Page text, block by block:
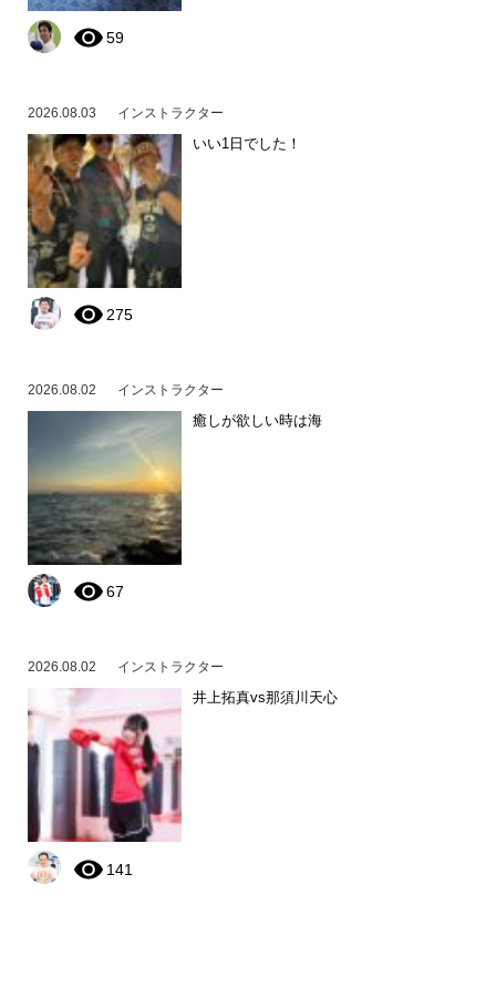
59
2026.08.03 インストラクター
いい1日でした！
275
2026.08.02 インストラクター
癒しが欲しい時は海
67
2026.08.02 インストラクター
井上拓真vs那須川天心
141